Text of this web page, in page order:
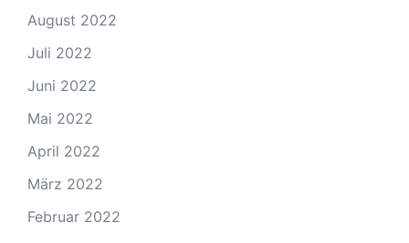
August 2022
Juli 2022
Juni 2022
Mai 2022
April 2022
März 2022
Februar 2022